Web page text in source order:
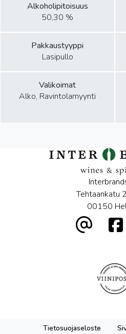
Alkoholipitoisuus
50,30 %
Pakkaustyyppi
Lasipullo
Valikoimat
Alko, Ravintolamyynti
Tehtaankatu
00150
Tietosuojaseloste